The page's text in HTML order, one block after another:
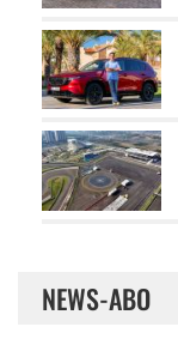
NEWS-ABO